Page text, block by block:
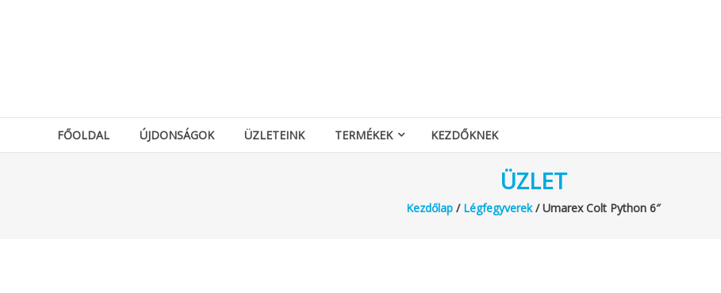
FŐOLDAL ÚJDONSÁGOK ÜZLETEINK TERMÉKEK KEZDŐKNEK
ÜZLET
Kezdőlap/ Légfegyverek/ Umarex Colt Python 6″